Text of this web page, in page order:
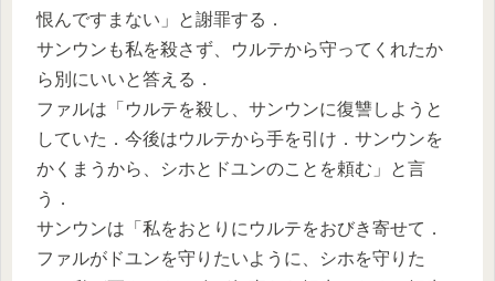
恨んですまない」と謝罪する．
サンウンも私を殺さず、ウルテから守ってくれたか
ら別にいいと答える．
ファルは「ウルテを殺し、サンウンに復讐しようと
していた．今後はウルテから手を引け．サンウンを
かくまうから、シホとドユンのことを頼む」と言
う．
サンウンは「私をおとりにウルテをおびき寄せて．
ファルがドユンを守りたいように、シホを守りた